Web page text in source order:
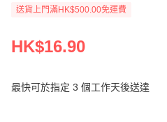
送貨上門滿HK$500.00免運費
HK$16.90
最快可於指定 3 個工作天後送達